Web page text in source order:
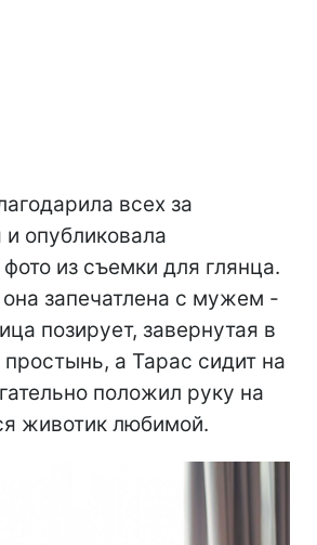
всех за
опубликовала
из съемки для глянца.
запечатлена с мужем -
позирует, завернутая в
а Тарас сидит на
положил руку на
животик любимой.